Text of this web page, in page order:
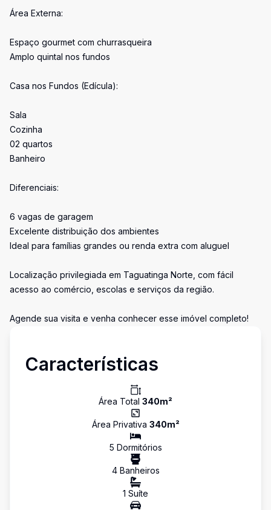
Área Externa:
Espaço gourmet com churrasqueira
Amplo quintal nos fundos
Casa nos Fundos (Edícula):
Sala
Cozinha
02 quartos
Banheiro
Diferenciais:
6 vagas de garagem
Excelente distribuição dos ambientes
Ideal para famílias grandes ou renda extra com aluguel
Localização privilegiada em Taguatinga Norte, com fácil
acesso ao comércio, escolas e serviços da região.
Agende sua visita e venha conhecer esse imóvel completo!
Características
Área Total 340m²
Área Privativa 340m²
5 Dormitórios
4Banheiros
1 Suíte